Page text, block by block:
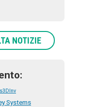
NOTIZIE
Systems